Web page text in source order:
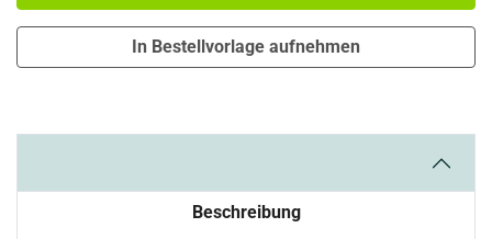
In Bestellvorlage aufnehmen
Beschreibung